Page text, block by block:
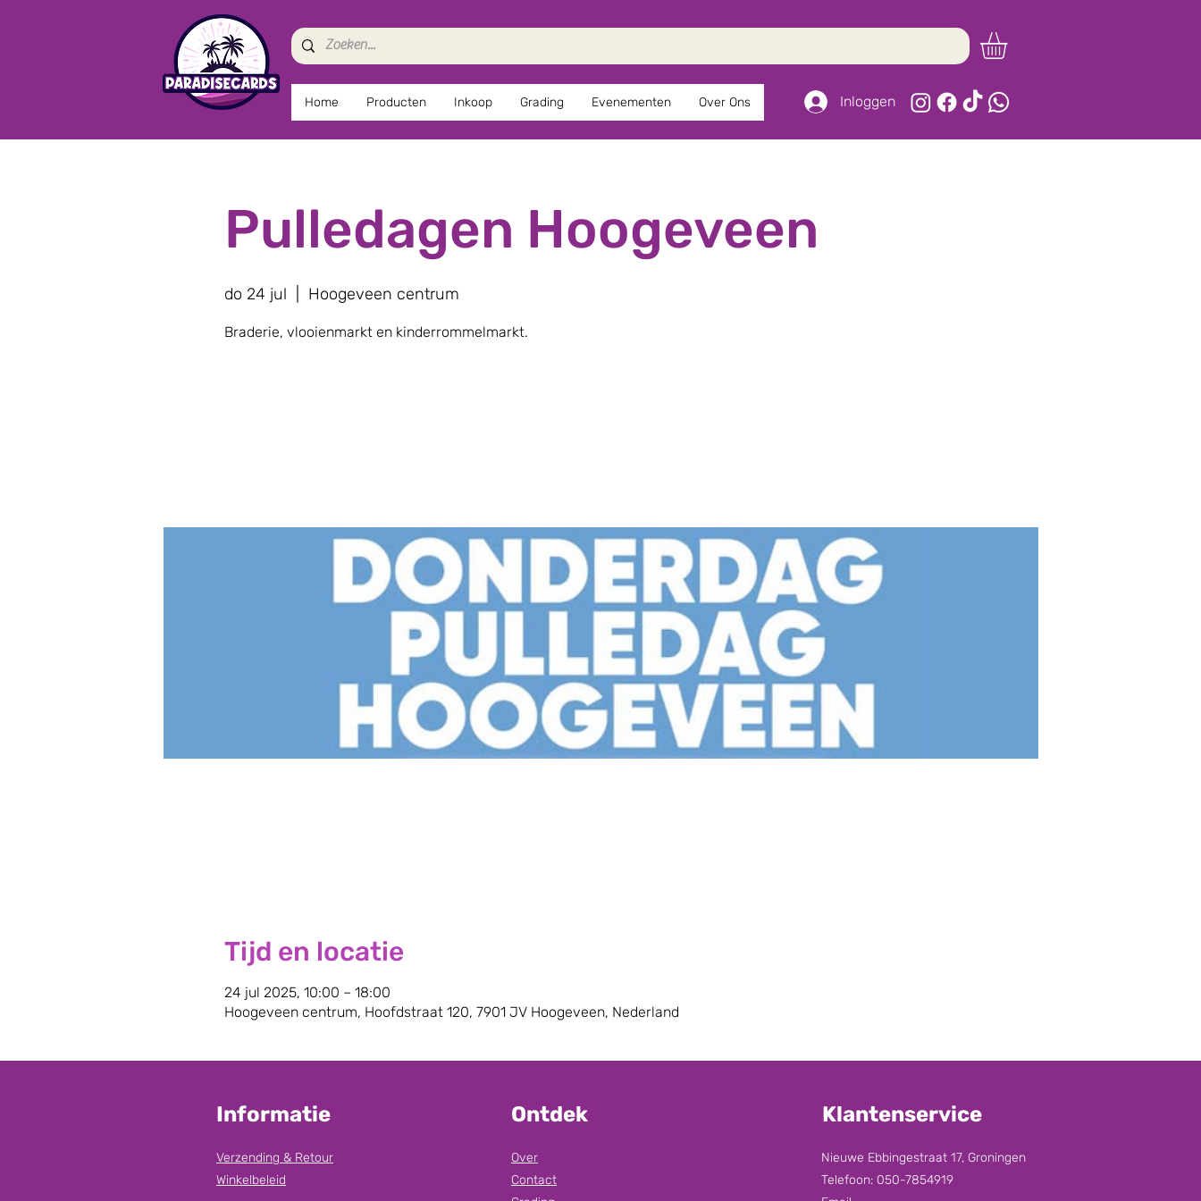
Home Producten Inkoop Grading Evenementen Over Ons Inloggen
Pulledagen Hoogeveen
do 24 jul Hoogeveen centrum
Braderie, vlooienmarkt en kinderrommelmarkt.
Tijd en locatie
24 jul 2025, 10:00 – 18:00
Hoogeveen centrum, Hoofdstraat 120, 7901 JV Hoogeveen, Nederland
Informatie
Verzending & Retour
Winkelbeleid
Ontdek
Over
Contact
Klantenservice
Nieuwe Ebbingestraat 17, Groningen
Telefoon: 050-7854919